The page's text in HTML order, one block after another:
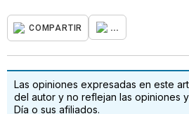
COMPARTIR ...
Las opiniones expresadas en este
del autor y no reflejan las opiniones
Día o sus afiliados.